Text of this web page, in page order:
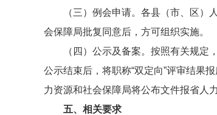
（三）例会申请。各县（市、区）
会保障局批复同意后，方可组织实施。
（四）公示及备案。按照有关规定
公示结束后，将职称“双定向”评审结果
力资源和社会保障局将公布文件报省人
五、相关要求